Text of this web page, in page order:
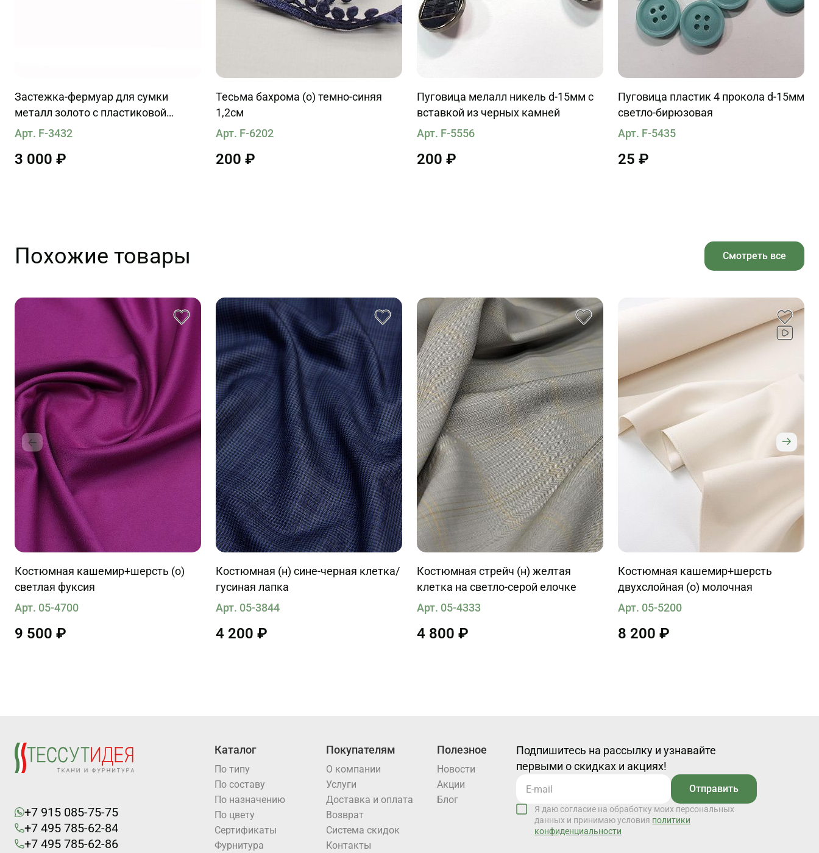
Застежка-фермуар для сумки
металл золото с пластиковой
вставкой 25см
Арт. F-3432
3 000 ₽
Тесьма бахрома (о) темно-синяя
1,2см
Арт. F-6202
200 ₽
Пуговица мелалл никель d-15мм с
вставкой из черных камней
Арт. F-5556
200 ₽
Пуговица пластик 4 прокола d-15мм
светло-бирюзовая
Арт. F-5435
25 ₽
Похожие товары Смотреть все
Костюмная кашемир+шерсть (о)
светлая фуксия
Арт. 05-4700
9 500 ₽
Костюмная (н) сине-черная клетка/
гусиная лапка
Арт. 05-3844
4 200 ₽
Костюмная стрейч (н) желтая
клетка на светло-серой елочке
Арт. 05-4333
4 800 ₽
Костюмная кашемир+шерсть
двухслойная (о) молочная
Арт. 05-5200
8 200 ₽
+7 915 085-75-75
+7 495 785-62-84
+7 495 785-62-86
Каталог
По типу
По составу
По назначению
По цвету
Cертификаты
Фурнитура
Покупателям
О компании
Услуги
Доставка и оплата
Возврат
Система скидок
Контакты
Полезное
Новости
Акции
Блог
Подпишитесь на рассылку и узнавайте
первыми о скидках и акциях!
Отправить
Я даю согласие на обработку моих персональных
данных и принимаю условия политики
конфиденциальности